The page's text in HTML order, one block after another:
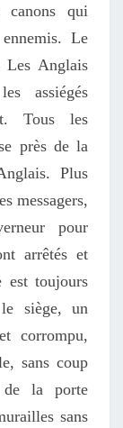
qui
Le
Les Anglais
assiégés
Tous les
près de la
Plus
messagers,
pour
arrêtés et
est toujours
siège, un
corrompu,
sans coup
la porte
sans